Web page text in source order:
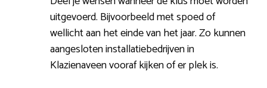
uitgevoerd. Bijvoorbeeld met spoed of
wellicht aan het einde van het jaar. Zo kunnen
aangesloten installatiebedrijven in
Klazienaveen vooraf kijken of er plek is.